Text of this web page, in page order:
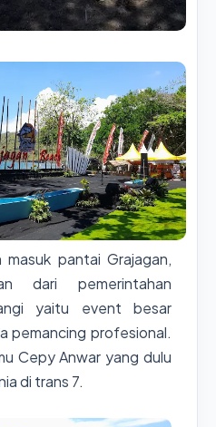
pantai Grajagan,
dari pemerintahan
yaitu event besar
pemancing profesional.
Cepy Anwar yang dulu
di trans 7.